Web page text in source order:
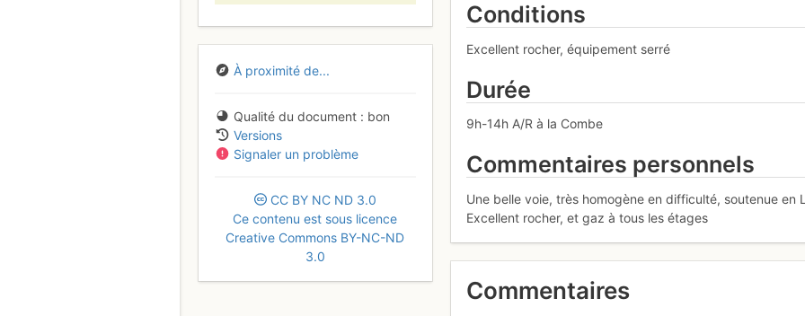
À proximité de...
Qualité du document
bon
Versions
Signaler un problème
CC BY NC ND 3.0
Ce contenu est sous licence
Creative Commons BY-NC-ND
3.0
Conditions
Excellent rocher, équipement serré
Durée
9h-14h A/R à la Combe
Commentaires personnels
Une belle voie, très homogène en difficulté, soutenue en
Excellent rocher, et gaz à tous les étages
Commentaires